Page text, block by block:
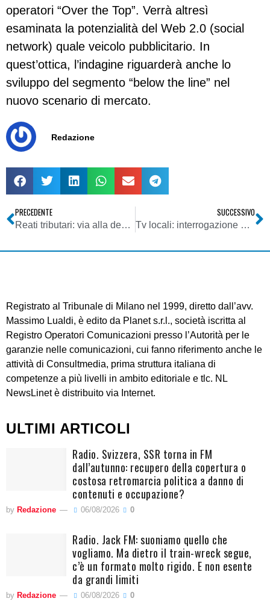
operatori “Over the Top”. Verrà altresì
esaminata la potenzialità del Web 2.0 (social
network) quale veicolo pubblicitario. In
quest’ottica, l’indagine riguarderà anche lo
sviluppo del segmento “below the line” nel
nuovo scenario di mercato.
Redazione
PRECEDENTE
Reati tributari: via alla denuncia telematica per la Procura della Repubblica di Milano ed archiviazione certa se l’accusa è sostenuta esclusivamente da presunzioni
SUCCESSIVO
Tv locali: interrogazione parlamentare su presunte disparità di trattamento da parte del ministro Romani verso le associazioni di categoria
Registrato al Tribunale di Milano nel 1999, diretto dall’avv.
Massimo Lualdi, è edito da Planet s.r.l., società iscritta al
Registro Operatori Comunicazioni presso l’Autorità per le
garanzie nelle comunicazioni, cui fanno riferimento anche le
attività di Consultmedia, prima struttura italiana di
competenze a più livelli in ambito editoriale e tlc. NL
NewsLinet è distribuito via Internet.
ULTIMI ARTICOLI
Radio. Svizzera, SSR torna in FM
dall’autunno: recupero della copertura o
costosa retromarcia politica a danno di
contenuti e occupazione?
by Redazione 06/08/2026 0
Radio. Jack FM: suoniamo quello che
vogliamo. Ma dietro il train-wreck segue,
c’è un formato molto rigido. E non esente
da grandi limiti
by Redazione 06/08/2026 0